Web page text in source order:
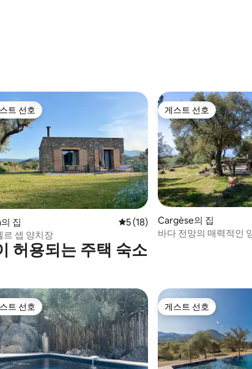
후기 10개
후기 114개
스트 선호
트 선호
집 평점 5점(5점 만점), 후기 18개
5 (18)
르 셉 양치장
게스트 선호
게스트 선호
Cargèse의 집
바다 전망의 매력적인
허용되는 주택 숙소
스트 선호
트 선호 게스트 선호
게스트 선호